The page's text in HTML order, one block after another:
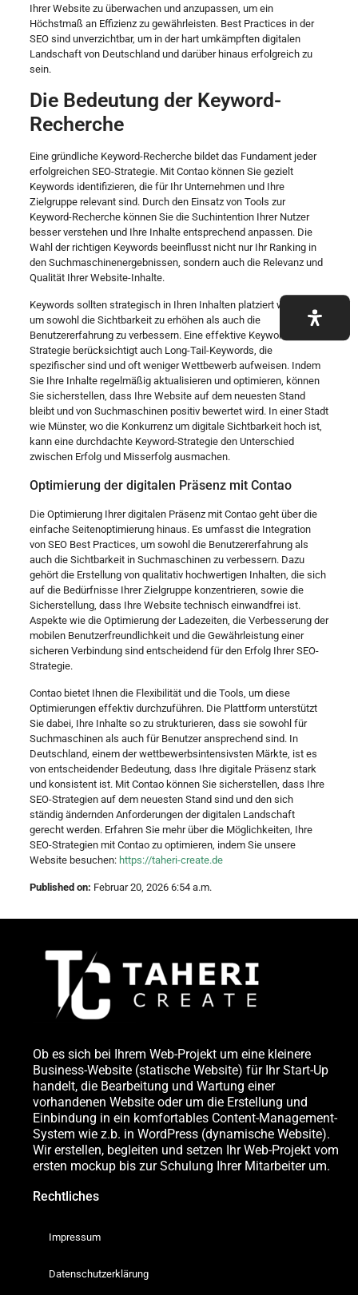
Ihrer Website zu überwachen und anzupassen, um ein
Höchstmaß an Effizienz zu gewährleisten. Best Practices in der
SEO sind unverzichtbar, um in der hart umkämpften digitalen
Landschaft von Deutschland und darüber hinaus erfolgreich zu
sein.
Die Bedeutung der Keyword-
Recherche
Eine gründliche Keyword-Recherche bildet das Fundament jeder
erfolgreichen SEO-Strategie. Mit Contao können Sie gezielt
Keywords identifizieren, die für Ihr Unternehmen und Ihre
Zielgruppe relevant sind. Durch den Einsatz von Tools zur
Keyword-Recherche können Sie die Suchintention Ihrer Nutzer
besser verstehen und Ihre Inhalte entsprechend anpassen. Die
Wahl der richtigen Keywords beeinflusst nicht nur Ihr Ranking in
den Suchmaschinenergebnissen, sondern auch die Relevanz und
Qualität Ihrer Website-Inhalte.
Keywords sollten strategisch in Ihren Inhalten platziert werden,
um sowohl die Sichtbarkeit zu erhöhen als auch die
Benutzererfahrung zu verbessern. Eine effektive Keyword-
Strategie berücksichtigt auch Long-Tail-Keywords, die
spezifischer sind und oft weniger Wettbewerb aufweisen. Indem
Sie Ihre Inhalte regelmäßig aktualisieren und optimieren, können
Sie sicherstellen, dass Ihre Website auf dem neuesten Stand
bleibt und von Suchmaschinen positiv bewertet wird. In einer Stadt
wie Münster, wo die Konkurrenz um digitale Sichtbarkeit hoch ist,
kann eine durchdachte Keyword-Strategie den Unterschied
zwischen Erfolg und Misserfolg ausmachen.
Optimierung der digitalen Präsenz mit Contao
Die Optimierung Ihrer digitalen Präsenz mit Contao geht über die
einfache Seitenoptimierung hinaus. Es umfasst die Integration
von SEO Best Practices, um sowohl die Benutzererfahrung als
auch die Sichtbarkeit in Suchmaschinen zu verbessern. Dazu
gehört die Erstellung von qualitativ hochwertigen Inhalten, die sich
auf die Bedürfnisse Ihrer Zielgruppe konzentrieren, sowie die
Sicherstellung, dass Ihre Website technisch einwandfrei ist.
Aspekte wie die Optimierung der Ladezeiten, die Verbesserung der
mobilen Benutzerfreundlichkeit und die Gewährleistung einer
sicheren Verbindung sind entscheidend für den Erfolg Ihrer SEO-
Strategie.
Contao bietet Ihnen die Flexibilität und die Tools, um diese
Optimierungen effektiv durchzuführen. Die Plattform unterstützt
Sie dabei, Ihre Inhalte so zu strukturieren, dass sie sowohl für
Suchmaschinen als auch für Benutzer ansprechend sind. In
Deutschland, einem der wettbewerbsintensivsten Märkte, ist es
von entscheidender Bedeutung, dass Ihre digitale Präsenz stark
und konsistent ist. Mit Contao können Sie sicherstellen, dass Ihre
SEO-Strategien auf dem neuesten Stand sind und den sich
ständig ändernden Anforderungen der digitalen Landschaft
gerecht werden. Erfahren Sie mehr über die Möglichkeiten, Ihre
SEO-Strategien mit Contao zu optimieren, indem Sie unsere
Website besuchen: https://taheri-create.de
Published on: Februar 20, 2026 6:54 a.m.
Ob es sich bei Ihrem Web-Projekt um eine kleinere
Business-Website (statische Website) für Ihr Start-Up
handelt, die Bearbeitung und Wartung einer
vorhandenen Website oder um die Erstellung und
Einbindung in ein komfortables Content-Management-
System wie z.b. in WordPress (dynamische Website).
Wir erstellen, begleiten und setzen Ihr Web-Projekt vom
ersten mockup bis zur Schulung Ihrer Mitarbeiter um.
Rechtliches
Impressum
Datenschutzerklärung